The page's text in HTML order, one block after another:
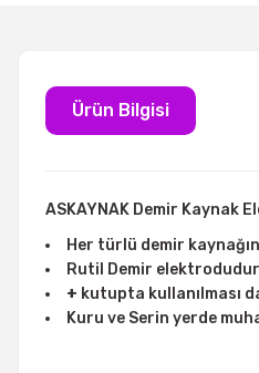
Ürün Bilgisi
ASKAYNAK Demir Kaynak
Her türlü demir
Rutil Demir elektrodudur
+ kutupta kullanılması
Kuru ve Serin yerde